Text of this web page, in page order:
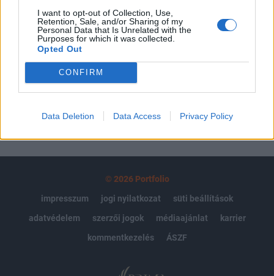
I want to opt-out of Collection, Use,
Retention, Sale, and/or Sharing of my
Personal Data that Is Unrelated with the
Purposes for which it was collected.
Opted Out
CONFIRM
Data Deletion Data Access Privacy Policy
kötéslistái
Előfizetés
MÁR ELŐFIZETŐNK VAGY?
© 2026 Portfolio
impresszum
jogi nyilatkozat
süti beállítások
adatvédelem
szerzői jogok médiaajánlat
karrier
kommentkezelés
ÁSZF